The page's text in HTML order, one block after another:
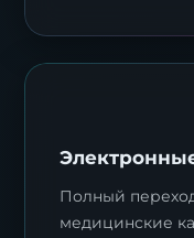
Полный
медицинские